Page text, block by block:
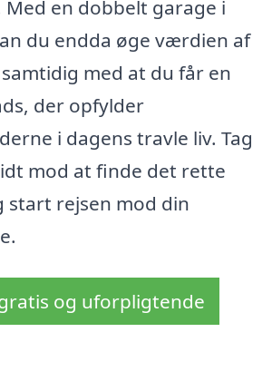
en dobbelt garage i
du endda øge værdien af
med at du får en
der opfylder
i dagens travle liv. Tag
mod at finde det rette
start rejsen mod din
og uforpligtende